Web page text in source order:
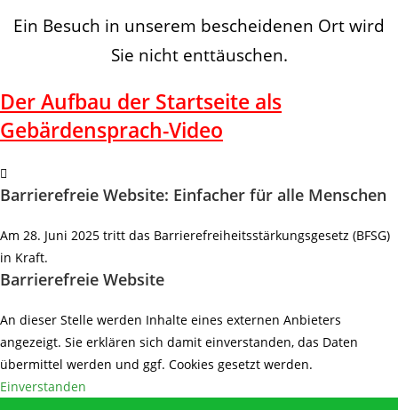
Ein Besuch in unserem bescheidenen Ort wird
Sie nicht enttäuschen.
Der Aufbau der Startseite als
Gebärdensprach-Video
Barrierefreie Website: Einfacher für alle Menschen
Am 28. Juni 2025 tritt das Barrierefreiheitsstärkungsgesetz (BFSG)
in Kraft.
Barrierefreie Website
An dieser Stelle werden Inhalte eines externen Anbieters
angezeigt. Sie erklären sich damit einverstanden, das Daten
übermittel werden und ggf. Cookies gesetzt werden.
Einverstanden